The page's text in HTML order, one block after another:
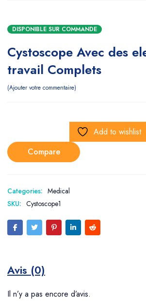
DISPONIBLE SUR COMMANDE
Cystoscope Avec des
travail Complets
Ajouter votre commentaire
Add to wishlist
Compare
Categories: Medical
SKU: Cystoscope1
Avis (0)
Il n’y a pas encore d’avis.